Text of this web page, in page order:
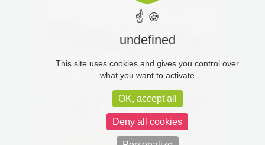
☝ 🍪
undefined
This site uses cookies and gives you control over
what you want to activate
OK, accept all
Deny all cookies